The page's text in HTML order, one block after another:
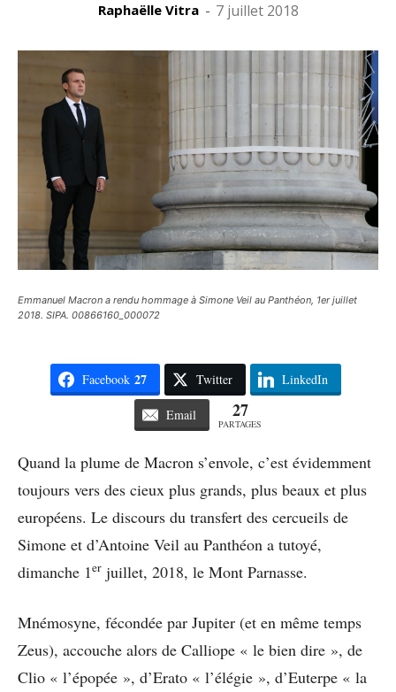
Raphaëlle Vitra - 7 juillet 2018
Emmanuel Macron a rendu hommage à Simone Veil au Panthéon, 1er juillet
2018. SIPA. 00866160_000072
Facebook 27 Twitter LinkedIn
Email 27
PARTAGES
Quand la plume de Macron s’envole, c’est évidemment
toujours vers des cieux plus grands, plus beaux et plus
européens. Le discours du transfert des cercueils de
Simone et d’Antoine Veil au Panthéon a tutoyé,
dimanche 1er juillet, 2018, le Mont Parnasse.
Mnémosyne, fécondée par Jupiter (et en même temps
Zeus), accouche alors de Calliope « le bien dire », de
Clio « l’épopée », d’Erato « l’élégie », d’Euterpe « la